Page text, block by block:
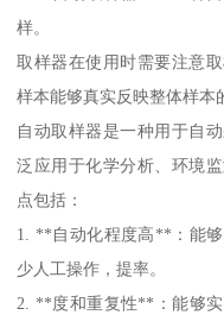
样。
取样器在使用时需要注意
样本能够真实反映整体样本
自动取样器是一种用于自
泛应用于化学分析、环境
点包括：
1. **自动化程度高**：能
少人工操作，提率。
2. **度和重复性**：能够